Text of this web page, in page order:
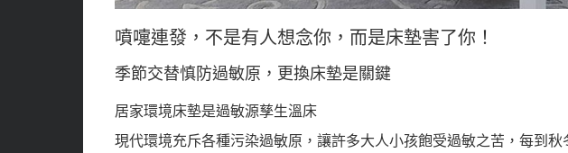
噴嚏連發，不是有人想念你，而是床墊害了你！
季節交替慎防過敏原，更換床墊是關鍵
居家環境床墊是過敏源孳生溫床
現代環境充斥各種污染過敏原，讓許多大人小孩飽受過敏之苦，每到